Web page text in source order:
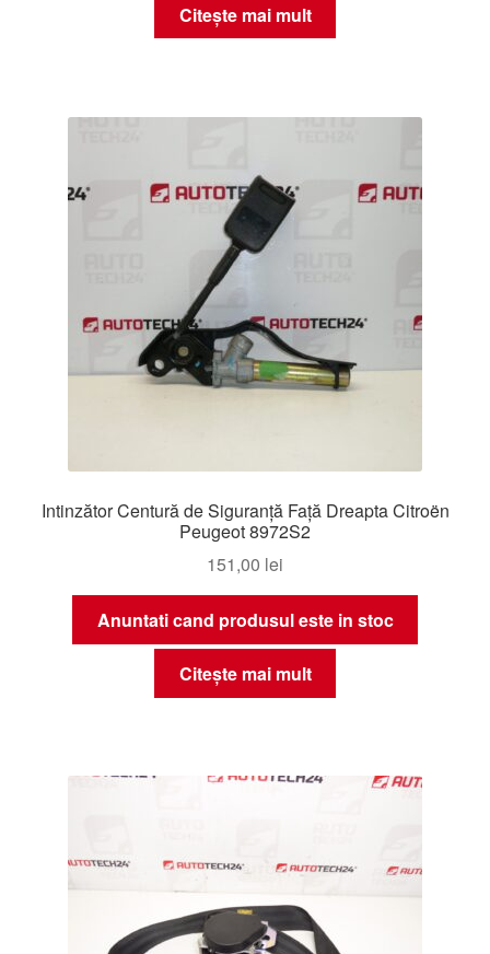
Citește mai mult
Intinzător Centură de Siguranță Față Dreapta Citroën
Peugeot 8972S2
151,00 lei
Anuntati cand produsul este in stoc
Citește mai mult